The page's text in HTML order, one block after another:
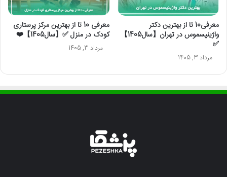
معرفی10 تا از بهترین دکتر
واژینیسموس در تهران【سال1405】
✅
مرداد 3, 1405
معرفی 10 تا از بهترین مرکز پرستاری
کودک در منزل ✅【سال1405】❤️
مرداد 3, 1405